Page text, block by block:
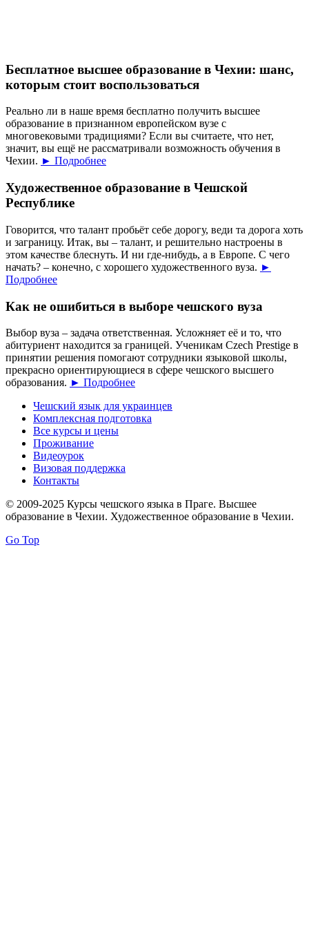
Бесплатное высшее образование в Чехии: шанс,
которым стоит воспользоваться
Реально ли в наше время бесплатно получить высшее
образование в признанном европейском вузе с
многовековыми традициями? Если вы считаете, что нет,
значит, вы ещё не рассматривали возможность обучения в
Чехии. ► Подробнее
Художественное образование в Чешской
Республике
Говорится, что талант пробьёт себе дорогу, веди та дорога хоть
и заграницу. Итак, вы – талант, и решительно настроены в
этом качестве блеснуть. И ни где-нибудь, а в Европе. С чего
начать? – конечно, с хорошего художественного вуза. ►
Подробнее
Как не ошибиться в выборе чешского вуза
Выбор вуза – задача ответственная. Усложняет её и то, что
абитуриент находится за границей. Ученикам Czech Prestige в
принятии решения помогают сотрудники языковой школы,
прекрасно ориентирующиеся в сфере чешского высшего
образования. ► Подробнее
Чешский язык для украинцев
Комплексная подготовка
Все курсы и цены
Проживание
Видеоурок
Визовая поддержка
Контакты
© 2009-2025 Курсы чешского языка в Праге. Высшее
образование в Чехии. Художественное образование в Чехии.
Go Top